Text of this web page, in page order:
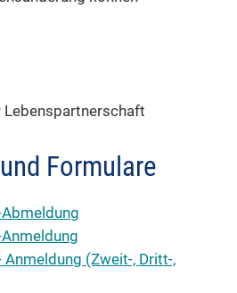
Lebenspartnerschaft
Formulare
Anmeldung (Zweit-, Dritt-,